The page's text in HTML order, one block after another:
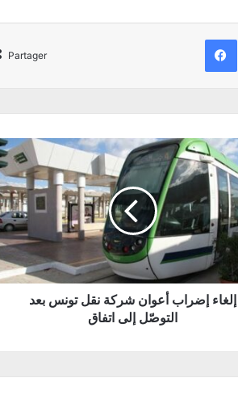
Partager
Facebook
إلغاء إضراب أعوان شركة نقل تونس بعد
التوصّل إلى اتفاق